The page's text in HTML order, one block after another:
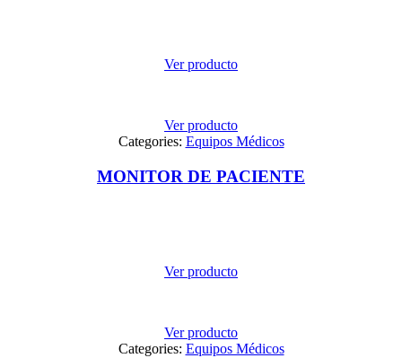
Ver producto
Ver producto
Categories: Equipos Médicos
MONITOR DE PACIENTE
Ver producto
Ver producto
Categories: Equipos Médicos